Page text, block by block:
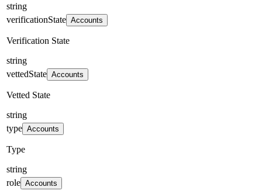
string
verificationState Accounts
Verification State
string
vettedState Accounts
Vetted State
string
type Accounts
Type
string
role Accounts